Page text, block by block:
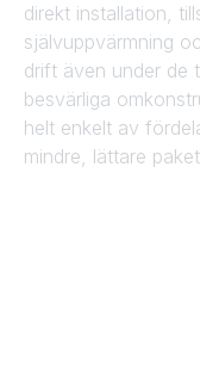
direkt installation,
självuppvärmning
drift även under de
besvärliga
helt enkelt av
mindre, lättare